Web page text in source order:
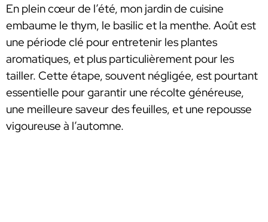
En plein cœur de l’été, mon jardin de cuisine
embaume le thym, le basilic et la menthe. Août est
une période clé pour entretenir les plantes
aromatiques, et plus particulièrement pour les
tailler. Cette étape, souvent négligée, est pourtant
essentielle pour garantir une récolte généreuse,
une meilleure saveur des feuilles, et une repousse
vigoureuse à l’automne.